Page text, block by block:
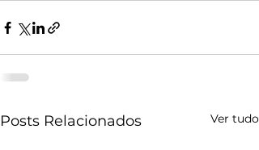
Posts Relacionados Ver tudo